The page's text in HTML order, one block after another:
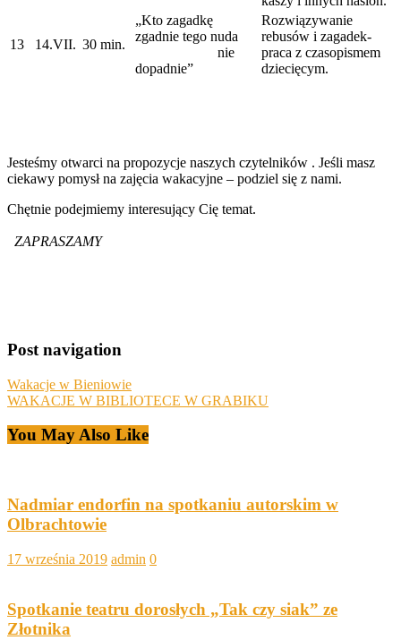
13 14.VII. 30 min.
„Kto zagadkę
zgadnie tego nuda
nie
dopadnie”
Rozwiązywanie
rebusów i zagadek-
praca z czasopismem
dziecięcym.
Jesteśmy otwarci na propozycje naszych czytelników . Jeśli masz
ciekawy pomysł na zajęcia wakacyjne – podziel się z nami.
Chętnie podejmiemy interesujący Cię temat.
ZAPRASZAMY
Post navigation
Wakacje w Bieniowie
WAKACJE W BIBLIOTECE W GRABIKU
You May Also Like
Nadmiar endorfin na spotkaniu autorskim w
Olbrachtowie
17 września 2019 admin 0
Spotkanie teatru dorosłych „Tak czy siak” ze
Złotnika